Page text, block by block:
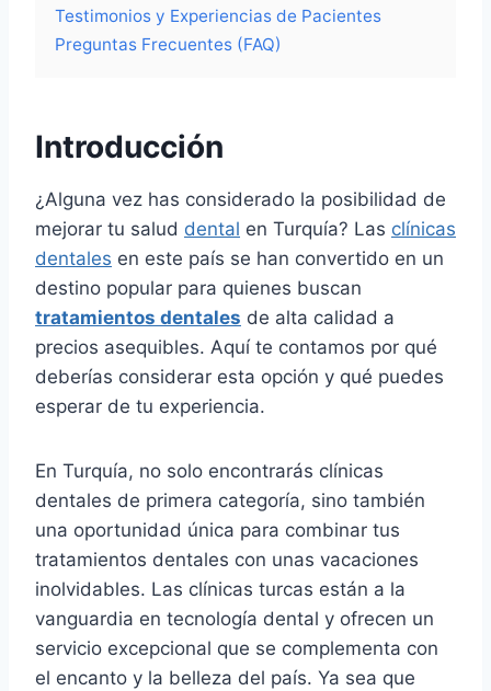
Testimonios y Experiencias de Pacientes
Preguntas Frecuentes (FAQ)
Introducción
¿Alguna vez has considerado la posibilidad de
mejorar tu salud dental en Turquía? Las clínicas
dentales en este país se han convertido en un
destino popular para quienes buscan
tratamientos dentales de alta calidad a
precios asequibles. Aquí te contamos por qué
deberías considerar esta opción y qué puedes
esperar de tu experiencia.
En Turquía, no solo encontrarás clínicas
dentales de primera categoría, sino también
una oportunidad única para combinar tus
tratamientos dentales con unas vacaciones
inolvidables. Las clínicas turcas están a la
vanguardia en tecnología dental y ofrecen un
servicio excepcional que se complementa con
el encanto y la belleza del país. Ya sea que